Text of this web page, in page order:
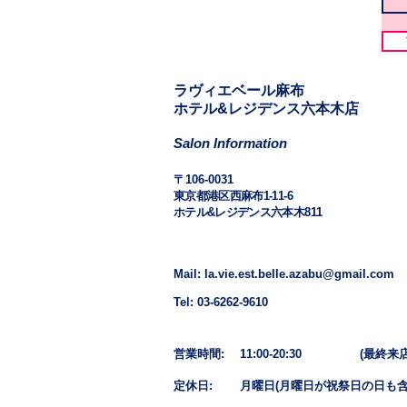
​​ラヴィエベール麻布
​ホテル&レジデンス六本木店
Salon Information
​〒106-0031
東京都港区西麻布1-11-6
ホテル&レジデンス六本木811
Mail: la.vie.est.belle.azabu@gmail.com
Tel: 03-6262-9610
営業時間: 11:00-20:30 (最終来
定休日: 月曜日​(月曜日が祝祭日の日も